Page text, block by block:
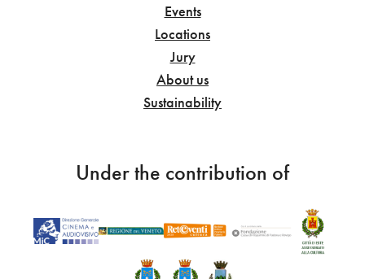
Events
Locations
Jury
About us
Sustainability
Under the contribution of